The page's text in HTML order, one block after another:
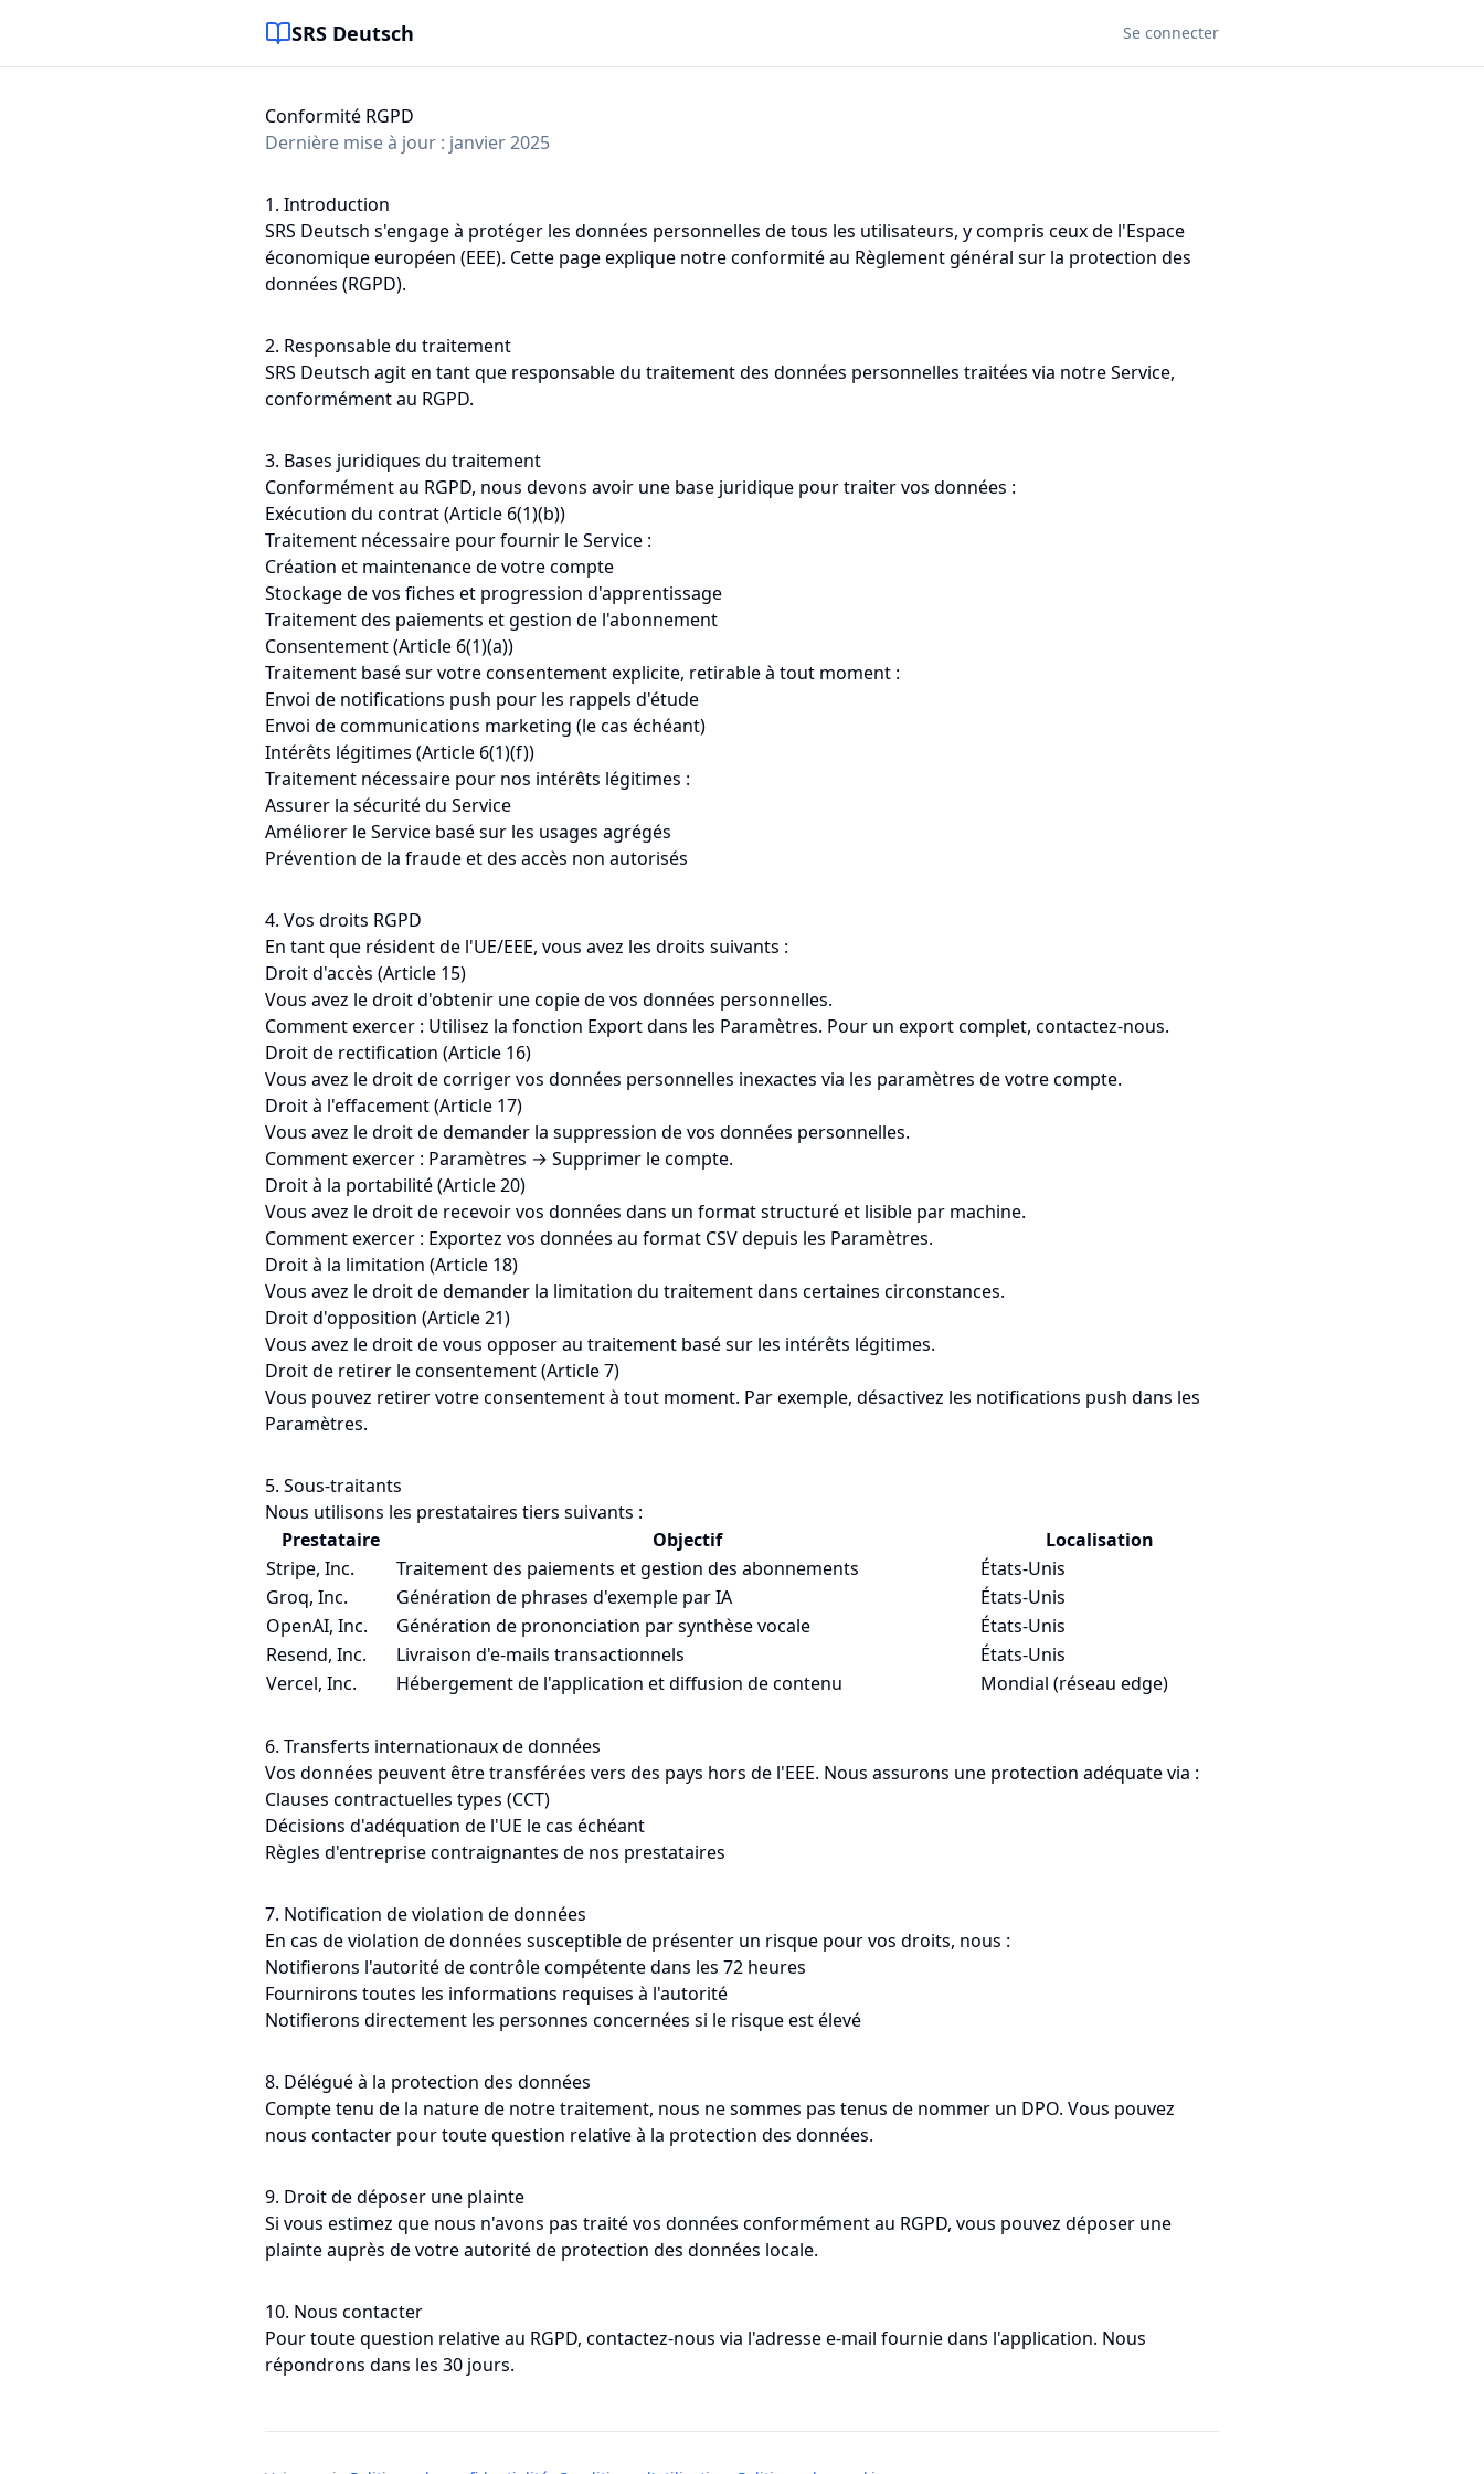
SRS Deutsch Se connecter
Conformité RGPD
Dernière mise à jour : janvier 2025
1. Introduction
SRS Deutsch s'engage à protéger les données personnelles de tous les utilisateurs, y compris ceux de l'Espace
économique européen (EEE). Cette page explique notre conformité au Règlement général sur la protection des
données (RGPD).
2. Responsable du traitement
SRS Deutsch agit en tant que responsable du traitement des données personnelles traitées via notre Service,
conformément au RGPD.
3. Bases juridiques du traitement
Conformément au RGPD, nous devons avoir une base juridique pour traiter vos données :
Exécution du contrat (Article 6(1)(b))
Traitement nécessaire pour fournir le Service :
Création et maintenance de votre compte
Stockage de vos fiches et progression d'apprentissage
Traitement des paiements et gestion de l'abonnement
Consentement (Article 6(1)(a))
Traitement basé sur votre consentement explicite, retirable à tout moment :
Envoi de notifications push pour les rappels d'étude
Envoi de communications marketing (le cas échéant)
Intérêts légitimes (Article 6(1)(f))
Traitement nécessaire pour nos intérêts légitimes :
Assurer la sécurité du Service
Améliorer le Service basé sur les usages agrégés
Prévention de la fraude et des accès non autorisés
4. Vos droits RGPD
En tant que résident de l'UE/EEE, vous avez les droits suivants :
Droit d'accès (Article 15)
Vous avez le droit d'obtenir une copie de vos données personnelles.
Comment exercer : Utilisez la fonction Export dans les Paramètres. Pour un export complet, contactez-nous.
Droit de rectification (Article 16)
Vous avez le droit de corriger vos données personnelles inexactes via les paramètres de votre compte.
Droit à l'effacement (Article 17)
Vous avez le droit de demander la suppression de vos données personnelles.
Comment exercer : Paramètres → Supprimer le compte.
Droit à la portabilité (Article 20)
Vous avez le droit de recevoir vos données dans un format structuré et lisible par machine.
Comment exercer : Exportez vos données au format CSV depuis les Paramètres.
Droit à la limitation (Article 18)
Vous avez le droit de demander la limitation du traitement dans certaines circonstances.
Droit d'opposition (Article 21)
Vous avez le droit de vous opposer au traitement basé sur les intérêts légitimes.
Droit de retirer le consentement (Article 7)
Vous pouvez retirer votre consentement à tout moment. Par exemple, désactivez les notifications push dans les
Paramètres.
5. Sous-traitants
Nous utilisons les prestataires tiers suivants :
Prestataire
Objectif
Localisation
Stripe, Inc.
Traitement des paiements et gestion des abonnements
États-Unis
Groq, Inc.
Génération de phrases d'exemple par IA
États-Unis
OpenAI, Inc.
Génération de prononciation par synthèse vocale
États-Unis
Resend, Inc.
Livraison d'e-mails transactionnels
États-Unis
Vercel, Inc.
Hébergement de l'application et diffusion de contenu Mondial (réseau edge)
6. Transferts internationaux de données
Vos données peuvent être transférées vers des pays hors de l'EEE. Nous assurons une protection adéquate via :
Clauses contractuelles types (CCT)
Décisions d'adéquation de l'UE le cas échéant
Règles d'entreprise contraignantes de nos prestataires
7. Notification de violation de données
En cas de violation de données susceptible de présenter un risque pour vos droits, nous :
Notifierons l'autorité de contrôle compétente dans les 72 heures
Fournirons toutes les informations requises à l'autorité
Notifierons directement les personnes concernées si le risque est élevé
8. Délégué à la protection des données
Compte tenu de la nature de notre traitement, nous ne sommes pas tenus de nommer un DPO. Vous pouvez
nous contacter pour toute question relative à la protection des données.
9. Droit de déposer une plainte
Si vous estimez que nous n'avons pas traité vos données conformément au RGPD, vous pouvez déposer une
plainte auprès de votre autorité de protection des données locale.
10. Nous contacter
Pour toute question relative au RGPD, contactez-nous via l'adresse e-mail fournie dans l'application. Nous
répondrons dans les 30 jours.